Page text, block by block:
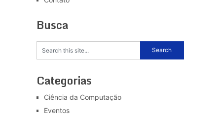
Busca
Categorias
Ciência da Computação
Eventos